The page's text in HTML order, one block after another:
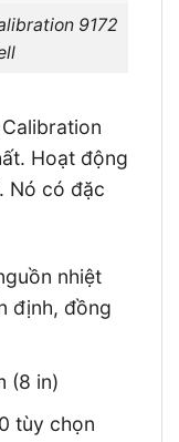
9172
Hoạt động
Nó có đặc
nhiệt
định, đồng
(8 in)
tùy chọn